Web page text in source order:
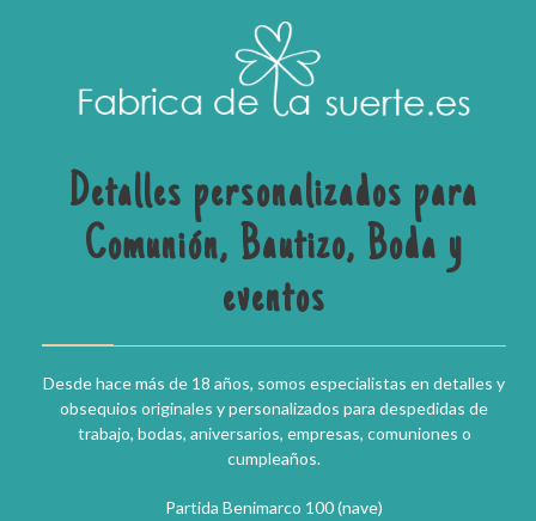
Detalles personalizados para
Comunión, Bautizo, Boda y
eventos
Desde hace más de 18 años, somos especialistas en detalles y
obsequios originales y personalizados para despedidas de
trabajo, bodas, aniversarios, empresas, comuniones o
cumpleaños.
Partida Benimarco 100 (nave)